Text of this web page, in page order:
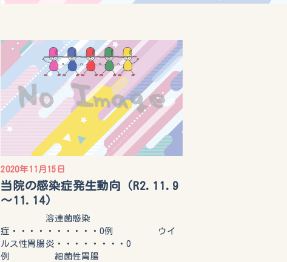
2020年11月15日
当院の感染症発生動向（R2.11.9
～11.14）
溶連菌感染
症・・・・・・・・・・0例 ウイ
ルス性胃腸炎・・・・・・・・0
例 細菌性胃腸